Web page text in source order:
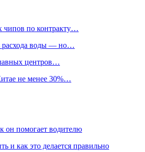
чипов по контракту…
расхода воды — но…
центров…
не менее 30%…
он помогает водителю
и как это делается правильно